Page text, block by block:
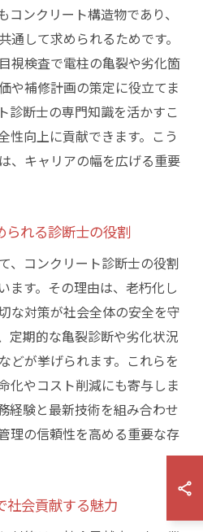
ンクリート構造物であり、
して求められるためです。
視検査で電柱の亀裂や劣化箇
や補修計画の策定に役立てま
診断士の専門知識を活かすこ
性向上に貢献できます。こう
、キャリアの幅を広げる重要
られる診断士の役割
、コンクリート診断士の役割
ます。その理由は、老朽化し
な対策が社会全体の安全を守
定期的な亀裂診断や劣化状況
どが挙げられます。これらを
化やコスト削減にも寄与しま
経験と最新技術を組み合わせ
理の信頼性を高める重要な存
社会貢献する魅力